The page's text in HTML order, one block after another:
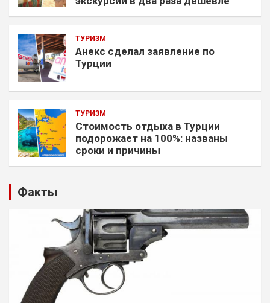
ТУРИЗМ
Анекс сделал заявление по
Турции
ТУРИЗМ
Стоимость отдыха в Турции
подорожает на 100%: названы
сроки и причины
Факты